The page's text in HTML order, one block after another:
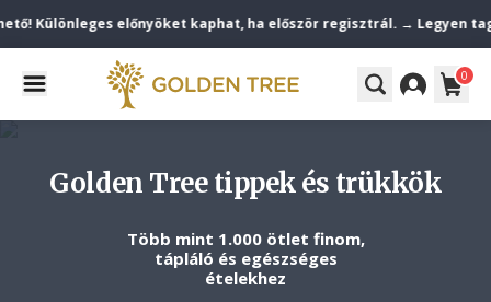
Különleges előnyöket kaphat, ha először regisztrál. → Legyen tag!
0
Golden Tree tippek és trükkök
Több mint 1.000 ötlet finom,
tápláló és egészséges
ételekhez